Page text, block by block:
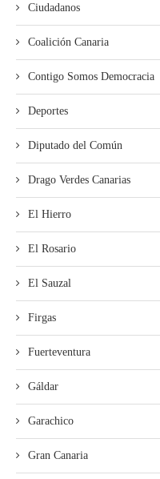
Ciudadanos
Coalición Canaria
Contigo Somos Democracia
Deportes
Diputado del Común
Drago Verdes Canarias
El Hierro
El Rosario
El Sauzal
Firgas
Fuerteventura
Gáldar
Garachico
Gran Canaria